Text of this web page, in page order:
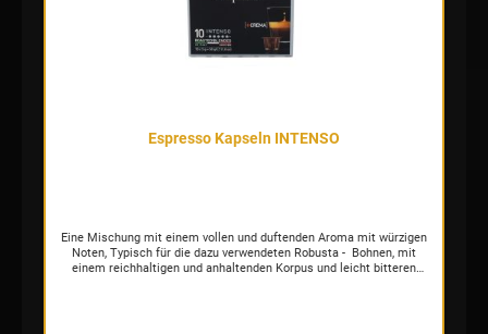
Espresso Kapseln INTENSO
Eine Mischung mit einem vollen und duftenden Aroma mit würzigen
Noten, Typisch für die dazu verwendeten Robusta - Bohnen, mit
einem reichhaltigen und anhaltenden Korpus und leicht bitteren